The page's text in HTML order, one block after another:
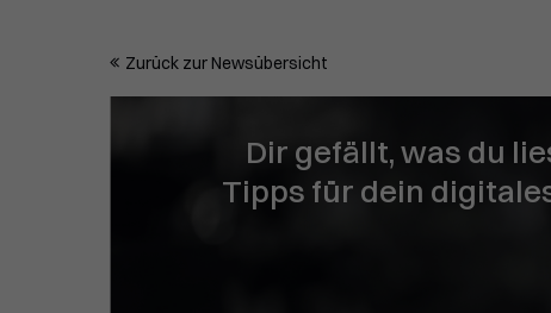
Zurück zur Newsübersicht
Dir gefällt, was du
Tipps für dein